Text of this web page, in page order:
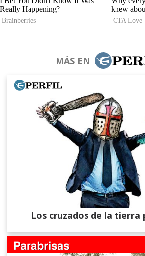
MÁS EN
Los cruzados de la tierra